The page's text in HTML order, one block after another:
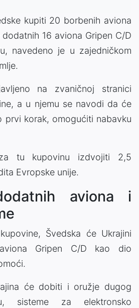
kupiti 20 borbenih aviona
16 aviona Gripen C/D
navedeno je u zajedničkom
na zvaničnoj stranici
a u njemu se navodi da će
prvi korak, omogućiti nabavku
tu kupovinu izdvojiti 2,5
Evropske unije.
aviona i
Švedska će Ukrajini
Gripen C/D kao dio
će dobiti i oružje dugog
sisteme za elektronsko